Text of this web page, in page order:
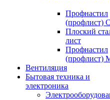
Профнастил
(профлист)
Плоский
лист
Профнастил
(профлист)
Вентиляция
Бытовая техника и
электроника